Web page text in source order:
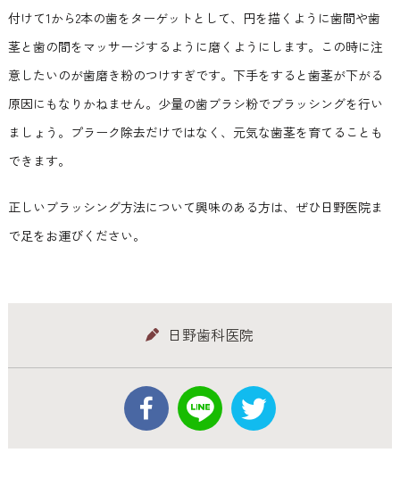
付けて1から2本の歯をターゲットとして、円を描くように歯間や歯
茎と歯の間をマッサージするように磨くようにします。この時に注
意したいのが歯磨き粉のつけすぎです。下手をすると歯茎が下がる
原因にもなりかねません。少量の歯ブラシ粉でブラッシングを行い
ましょう。プラーク除去だけではなく、元気な歯茎を育てることも
できます。
正しいブラッシング方法について興味のある方は、ぜひ日野医院ま
で足をお運びください。
日野歯科医院